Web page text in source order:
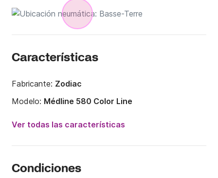
Características
Fabricante: Zodiac
Modelo: Médline 580 Color Line
115CV
Capacidad a bordo:
Ver todas las características
Condiciones